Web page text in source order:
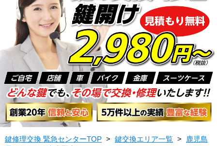
鍵修理交換 緊急センターTOP > 鍵交換エリア一覧 >
鹿児島